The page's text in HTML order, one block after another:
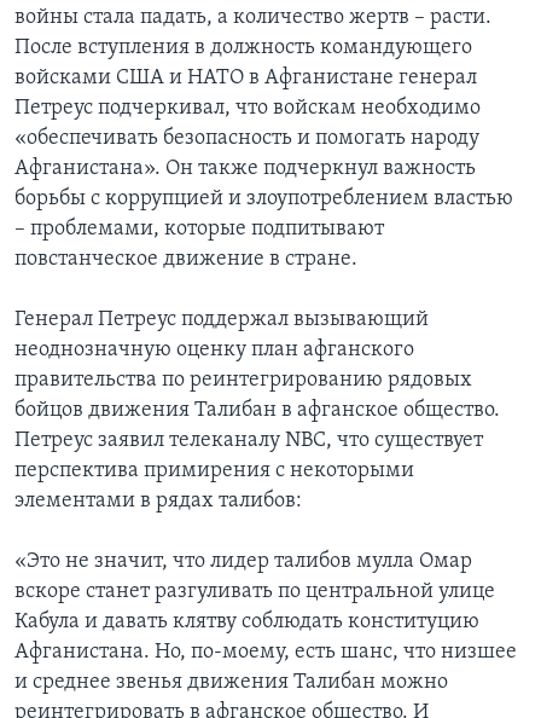
войны стала падать, а количество жертв – расти.
После вступления в должность командующего
войсками США и НАТО в Афганистане генерал
Петреус подчеркивал, что войскам необходимо
«обеспечивать безопасность и помогать народу
Афганистана». Он также подчеркнул важность
борьбы с коррупцией и злоупотреблением властью
– проблемами, которые подпитывают
повстанческое движение в стране.
Генерал Петреус поддержал вызывающий
неоднозначную оценку план афганского
правительства по реинтегрированию рядовых
бойцов движения Талибан в афганское общество.
Петреус заявил телеканалу NBC, что существует
перспектива примирения с некоторыми
элементами в рядах талибов:
«Это не значит, что лидер талибов мулла Омар
вскоре станет разгуливать по центральной улице
Кабула и давать клятву соблюдать конституцию
Афганистана. Но, по-моему, есть шанс, что низшее
и среднее звенья движения Талибан можно
реинтегрировать в афганское общество. И